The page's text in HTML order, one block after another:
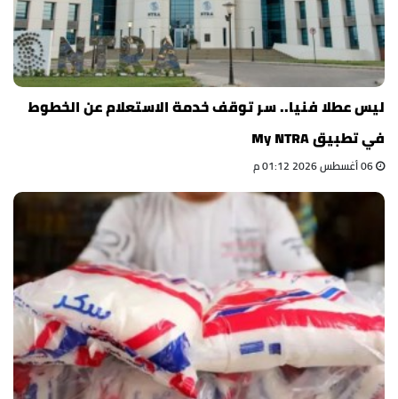
ليس عطلا فنيا.. سر توقف خدمة الاستعلام عن الخطوط
في تطبيق My NTRA